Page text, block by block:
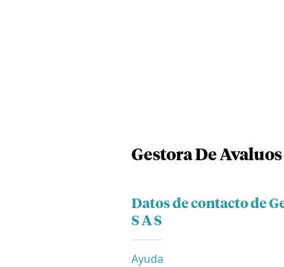
Gestora De
Datos de contacto de
S A S
Ayuda